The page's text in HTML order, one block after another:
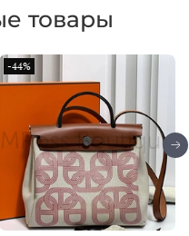
товары
-44%